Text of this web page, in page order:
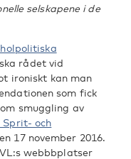
selskapene i de
rådet vid
ironiskt kan man
som fick
smuggling av
Sprit- och
17 november 2016.
webbbplatser